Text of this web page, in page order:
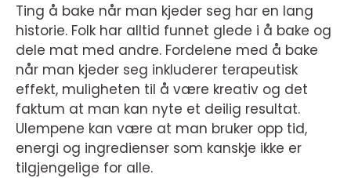
Ting å bake når man kjeder seg har en lang
historie. Folk har alltid funnet glede i å bake og
dele mat med andre. Fordelene med å bake
når man kjeder seg inkluderer terapeutisk
effekt, muligheten til å være kreativ og det
faktum at man kan nyte et deilig resultat.
Ulempene kan være at man bruker opp tid,
energi og ingredienser som kanskje ikke er
tilgjengelige for alle.